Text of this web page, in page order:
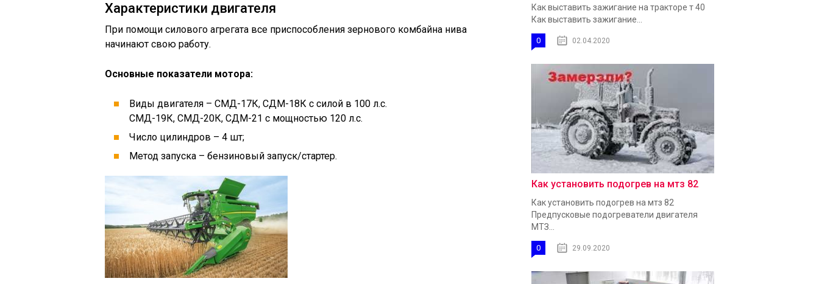
Характеристики двигателя
При помощи силового агрегата все приспособления зернового комбайна нива
начинают свою работу.
Основные показатели мотора:
Виды двигателя – СМД-17К, СДМ-18К с силой в 100 л.с.
СМД-19К, СМД-20К, СДМ-21 с мощностью 120 л.с.
Число цилиндров – 4 шт;
Метод запуска – бензиновый запуск/стартер.
Как выставить зажигание на тракторе т 40
Как выставить зажигание...
0 02.04.2020
Как установить подогрев на мтз 82
Как установить подогрев на мтз 82
Предпусковые подогреватели двигателя
МТЗ...
0 29.09.2020